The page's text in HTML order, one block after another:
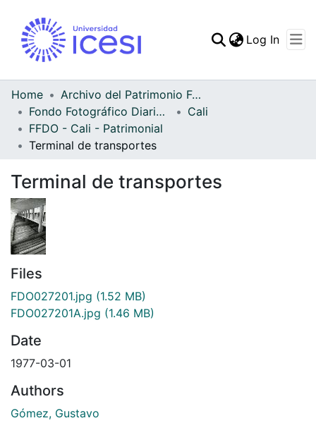
Statistics
Log In
Home
Archivo del Patrimonio Fotográfico y Fílmico del Valle del Cauca
Fondo Fotográfico Diario Occidente
Cali
FFDO - Cali - Patrimonial
Terminal de transportes
Terminal de transportes
Files
FDO027201.jpg (1.52 MB)
FDO027201A.jpg (1.46 MB)
Date
1977-03-01
Authors
Gómez, Gustavo